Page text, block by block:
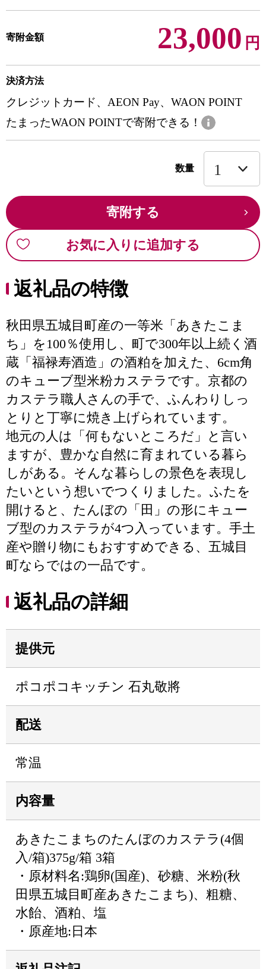
寄附金額 23,000 円
決済方法
クレジットカード、AEON Pay、WAON POINT
たまったWAON POINTで寄附できる！
数量
寄附する
お気に入りに追加する
返礼品の特徴
秋田県五城目町産の一等米「あきたこま
ち」を100％使用し、町で300年以上続く酒
蔵「福禄寿酒造」の酒粕を加えた、6cm角
のキューブ型米粉カステラです。京都の
カステラ職人さんの手で、ふんわりしっ
とりと丁寧に焼き上げられています。
地元の人は「何もないところだ」と言い
ますが、豊かな自然に育まれている暮ら
しがある。そんな暮らしの景色を表現し
たいという想いでつくりました。ふたを
開けると、たんぼの「田」の形にキュー
ブ型のカステラが4つ入っています。手土
産や贈り物にもおすすめできる、五城目
町ならではの一品です。
返礼品の詳細
提供元
ポコポコキッチン 石丸敬將
配送
常温
内容量
あきたこまちのたんぼのカステラ(4個
入/箱)375g/箱 3箱
・原材料名:鶏卵(国産)、砂糖、米粉(秋
田県五城目町産あきたこまち)、粗糖、
水飴、酒粕、塩
・原産地:日本